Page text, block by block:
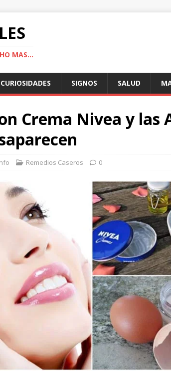
MAS...
CURIOSIDADES SIGNOS SALUD
Crema Nivea y las
Remedios Caseros 0